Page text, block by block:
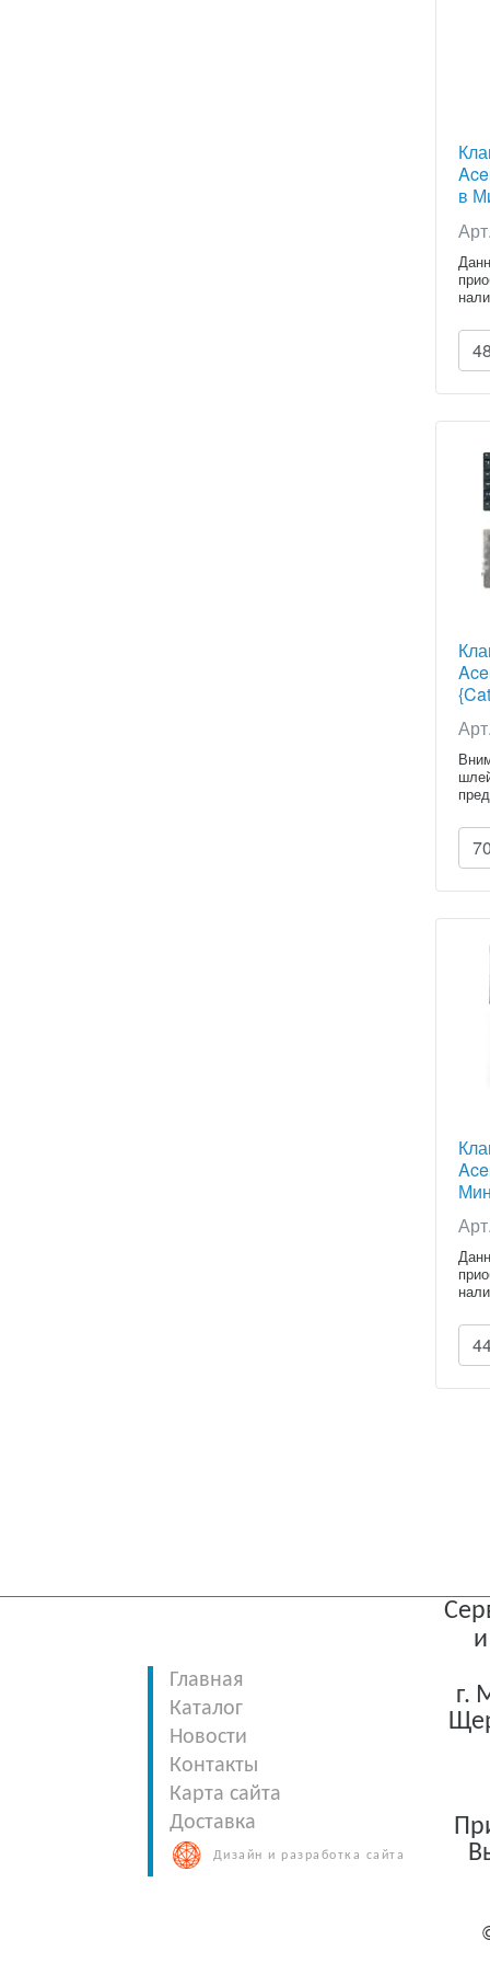
в
48
70
Главная
Каталог
Новости
Контакты
Карта сайта
Доставка
Дизайн и разработка сайта
г.